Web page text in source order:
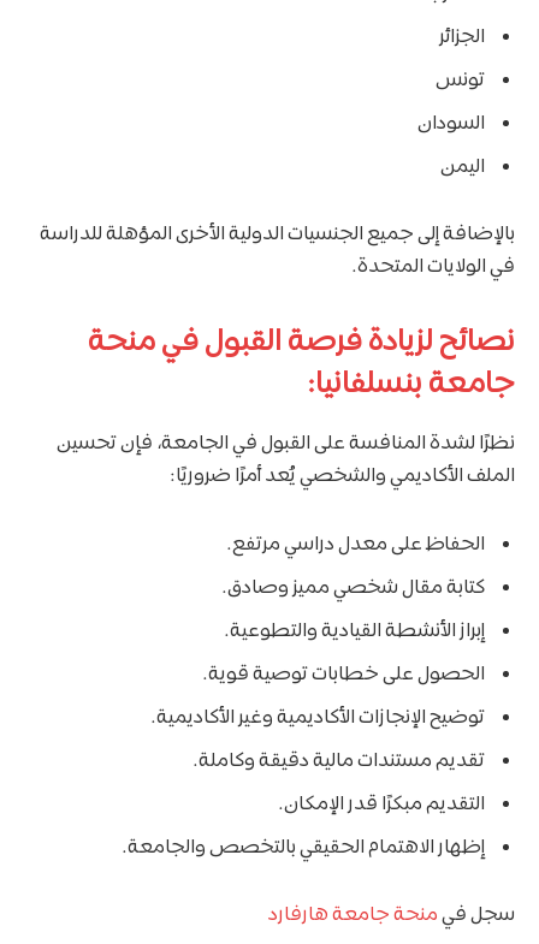
الجزائر
تونس
السودان
اليمن
بالإضافة إلى جميع الجنسيات الدولية الأخرى المؤهلة للدراسة
في الولايات المتحدة.
نصائح لزيادة فرصة القبول في منحة
جامعة بنسلفانيا:
نظرًا لشدة المنافسة على القبول في الجامعة، فإن تحسين
الملف الأكاديمي والشخصي يُعد أمرًا ضروريًا:
الحفاظ على معدل دراسي مرتفع.
كتابة مقال شخصي مميز وصادق.
إبراز الأنشطة القيادية والتطوعية.
الحصول على خطابات توصية قوية.
توضيح الإنجازات الأكاديمية وغير الأكاديمية.
تقديم مستندات مالية دقيقة وكاملة.
التقديم مبكرًا قدر الإمكان.
إظهار الاهتمام الحقيقي بالتخصص والجامعة.
سجل فيمنحة جامعة هارفارد